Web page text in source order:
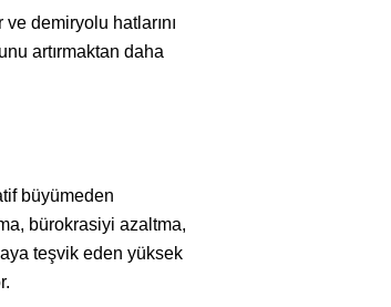
demiryolu hatlarını
artırmaktan daha
büyümeden
bürokrasiyi azaltma,
teşvik eden yüksek